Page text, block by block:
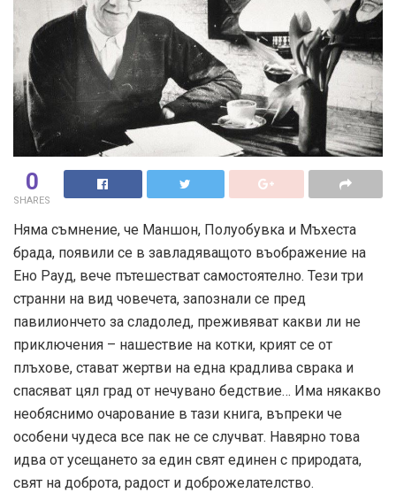
0
SHARES
Няма съмнение, че Маншон, Полуобувка и Мъхеста
брада, появили се в завладяващото въображение на
Ено Рауд, вече пътешестват самостоятелно. Тези три
странни на вид човечета, запознали се пред
павилиончето за сладолед, преживяват какви ли не
приключения – нашествие на котки, крият се от
плъхове, стават жертви на една крадлива сврака и
спасяват цял град от нечувано бедствие… Има някакво
необяснимо очарование в тази книга, въпреки че
особени чудеса все пак не се случват. Навярно това
идва от усещането за един свят единен с природата,
свят на доброта, радост и доброжелателство.